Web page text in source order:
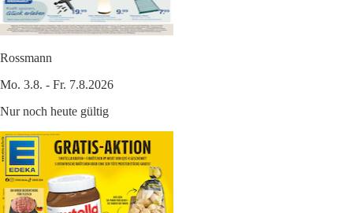
Rossmann
Mo. 3.8. - Fr. 7.8.2026
Nur noch heute gültig